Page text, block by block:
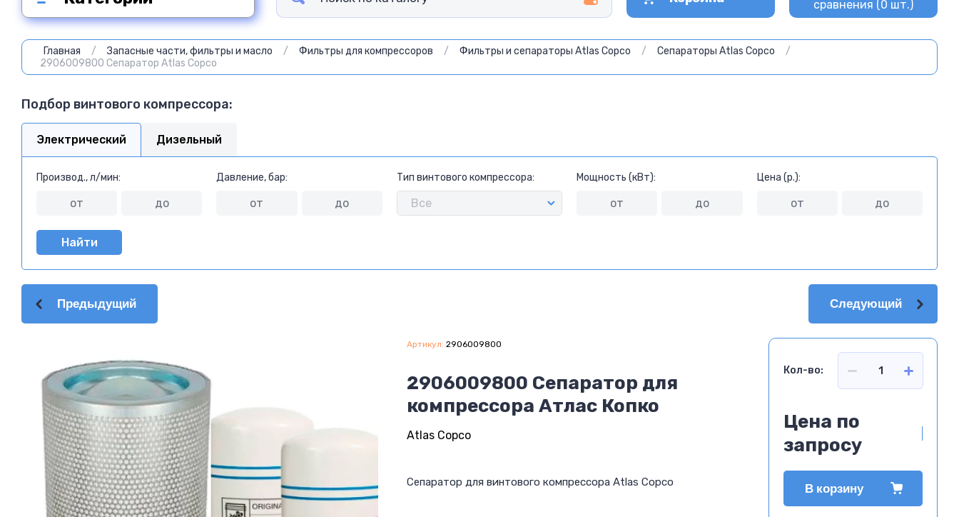
сравнения (0 шт.)
Главная / Запасные части, фильтры и масло / Фильтры для компрессоров / Фильтры и сепараторы Atlas Copco / Сепараторы Atlas Copco
/
2906009800 Сепаратор Atlas Copco
Подбор винтового компрессора:
Электрический Дизельный
Производ., л/мин: Давление, бар: Тип винтового компрессора: Мощность (кВт): Цена (р.):
Найти
Предыдущий Следующий
Артикул: 2906009800
2906009800 Сепаратор для
компрессора Атлас Копко
Atlas Copco
Сепаратор для винтового компрессора Atlas Copco
Кол-во:
Цена по
запросу
В корзину